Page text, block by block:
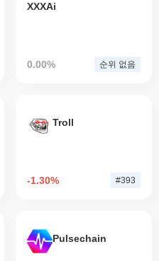
XXXAi
0.00% 순위 없음
Troll
-1.30% #393
Pulsechain